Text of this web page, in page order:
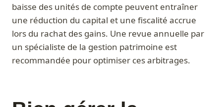
baisse des unités de compte peuvent entraîner
une réduction du capital et une fiscalité accrue
lors du rachat des gains. Une revue annuelle par
un spécialiste de la gestion patrimoine est
recommandée pour optimiser ces arbitrages.